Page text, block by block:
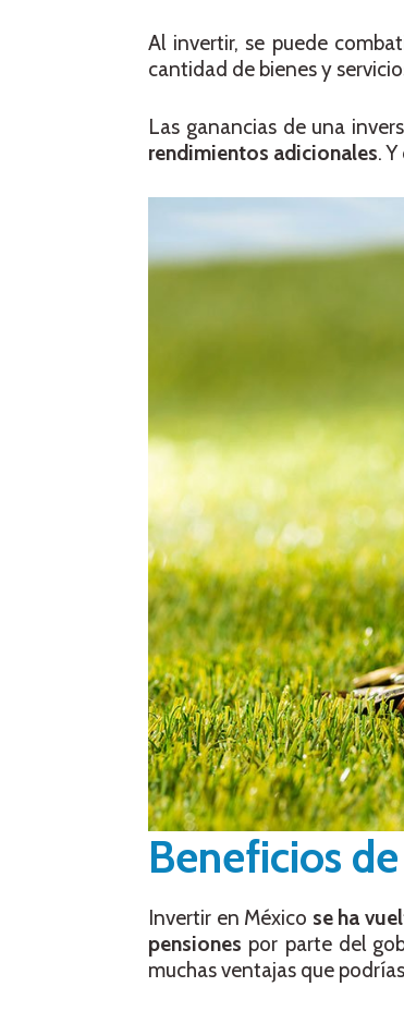
Al invertir, se puede
cantidad de bienes y
Las ganancias de una
rendimientos adicionales.
Beneficios
Invertir en México se ha
pensiones por parte del
muchas ventajas que